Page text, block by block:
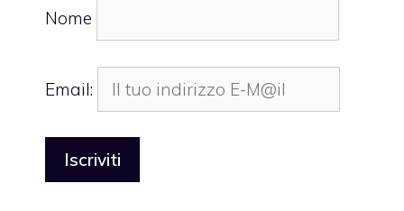
Nome
Email: